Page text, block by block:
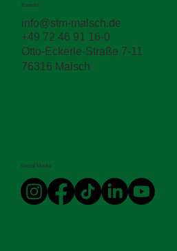
Kontakt
info@stm-malsch.de
+49 72 46 91 16-0
Otto-Eckerle-Straße 7-11
76316 Malsch
Social Media